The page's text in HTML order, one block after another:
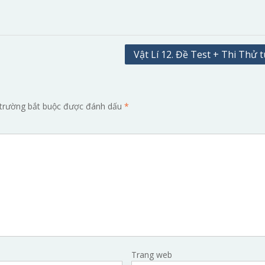
Vật Lí 12. Đề Test + Thi Thử
bắt buộc được đánh dấu *
Trang web